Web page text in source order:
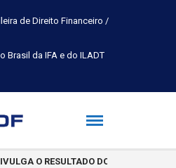
de Direito Financeiro /
Brasil da IFA e do ILADT
O RESULTADO DO CONCURSO